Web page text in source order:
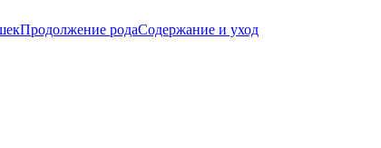
Продолжение родаСодержание и уход